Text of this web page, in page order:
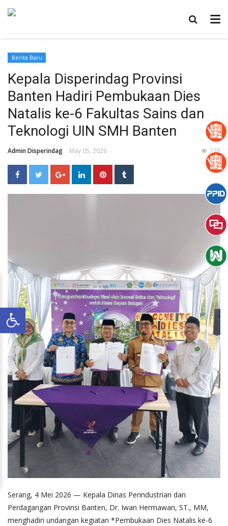
Berita Baru
Kepala Disperindag Provinsi
Banten Hadiri Pembukaan Dies
Natalis ke-6 Fakultas Sains dan
Teknologi UIN SMH Banten
Admin Disperindag May 05, 2026 226
Serang, 4 Mei 2026 — Kepala Dinas Perindustrian dan
Perdagangan Provinsi Banten, Dr. Iwan Hermawan, ST., MM,
menghadiri undangan kegiatan *Pembukaan Dies Natalis ke-6